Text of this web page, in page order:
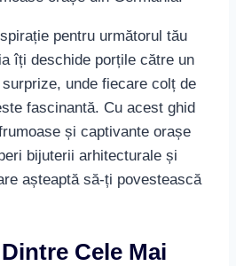
pentru următorul tău
îți deschide porțile către un
unde fiecare colț de
fascinantă. Cu acest ghid
și captivante orașe
bijuterii arhitecturale și
așteaptă să-ți povestească
Cele Mai